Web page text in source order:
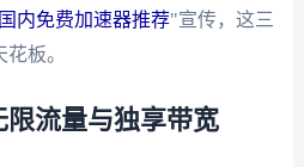
内免费加速器推荐"宣传，这三
板。
流量与独享带宽